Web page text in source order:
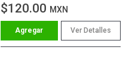
$120.00 MXN
Ver Detalles